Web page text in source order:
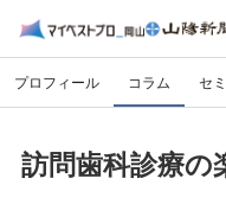
プロフィール コラム セ
訪問歯科診療の